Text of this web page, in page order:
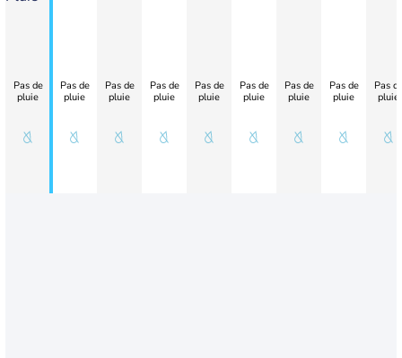
Pas de
pluie
Pas de
pluie
Pas de
pluie
Pas de
pluie
Pas de
pluie
Pas de
pluie
Pas de
pluie
Pas de
pluie
Pas
pluie